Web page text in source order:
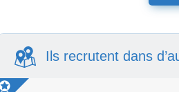
Ils recrutent dans